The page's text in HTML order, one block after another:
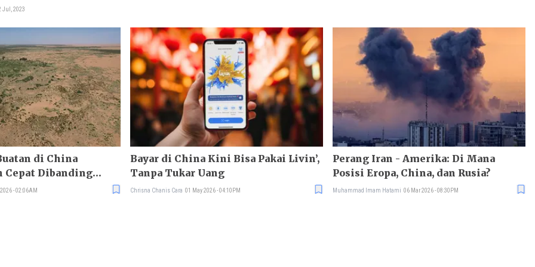
Jul, 2023
di China
Cepat Dibanding
- 02:06AM
Bayar di China Kini Bisa Pakai Livin’,
Tanpa Tukar Uang
Chrisna Chanis Cara 01 May 2026 - 04:10PM
Perang Iran - Amerika: Di Mana
Posisi Eropa, China, dan Rusia?
Muhammad Imam Hatami 06 Mar 2026 - 08:30PM